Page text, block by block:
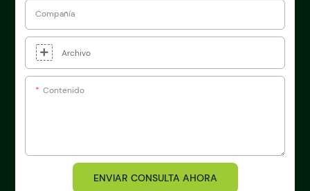
Compañía
Archivo
Contenido
ENVIAR CONSULTA AHORA